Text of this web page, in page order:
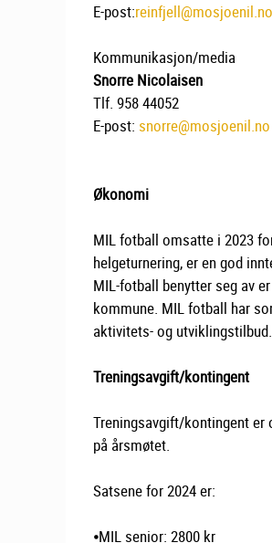
E-post:reinfjell@mosjoenil.no
Kommunikasjon/media
Snorre Nicolaisen
Tlf. 958 44052
E-post: snorre@mosjoenil.no
Økonomi
MIL fotball omsatte i 2023
helgeturnering, er en god
MIL-fotball benytter seg av
kommune. MIL fotball har
aktivitets- og utviklingstilbud.
Treningsavgift/kontingent
Treningsavgift/kontingent
på årsmøtet.
Satsene for 2024 er:
⦁MIL senior: 2800 kr